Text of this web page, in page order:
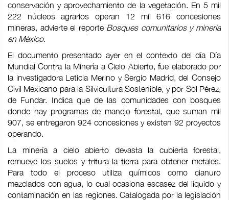
conservación y aprovechamiento de la vegetación. En 5 mil
222 núcleos agrarios operan 12 mil 616 concesiones
mineras, advierte el reporte Bosques comunitarios y minería
en México.
El documento presentado ayer en el contexto del día Día
Mundial Contra la Minería a Cielo Abierto, fue elaborado por
la investigadora Leticia Merino y Sergio Madrid, del Consejo
Civil Mexicano para la Silvicultura Sostenible, y por Sol Pérez,
de Fundar. Indica que de las comunidades con bosques
donde hay programas de manejo forestal, que suman mil
907, se entregaron 924 concesiones y existen 92 proyectos
operando.
La minería a cielo abierto devasta la cubierta forestal,
remueve los suelos y tritura la tierra para obtener metales.
Para todo el proceso utiliza químicos como cianuro
mezclados con agua, lo cual ocasiona escasez del líquido y
contaminación en las regiones. Catalogada por la legislación